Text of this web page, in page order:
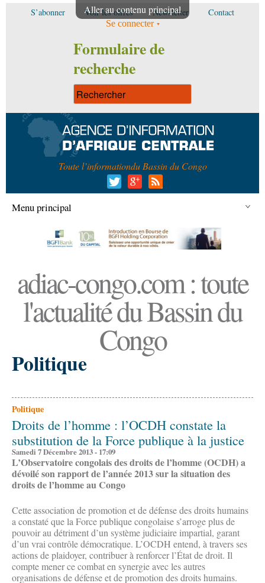
Aller au contenu principal
S’abonner Voir les offres Newsletter Contact
Se connecter
Formulaire de
recherche
Toute l’informationdu Bassin du Congo
Menu principal
adiac-congo.com : toute
l'actualité du Bassin du
Congo
Politique
Politique
Droits de l’homme : l’OCDH constate la
substitution de la Force publique à la justice
Samedi 7 Décembre 2013 - 17:09
L’Observatoire congolais des droits de l’homme (OCDH) a
dévoilé son rapport de l’année 2013 sur la situation des
droits de l’homme au Congo
Cette association de promotion et de défense des droits humains
a constaté que la Force publique congolaise s’arroge plus de
pouvoir au détriment d’un système judiciaire impartial, garant
d’un vrai contrôle démocratique. L’OCDH entend, à travers ses
actions de plaidoyer, contribuer à renforcer l’État de droit. Il
compte mener ce combat en synergie avec les autres
organisations de défense et de promotion des droits humains.